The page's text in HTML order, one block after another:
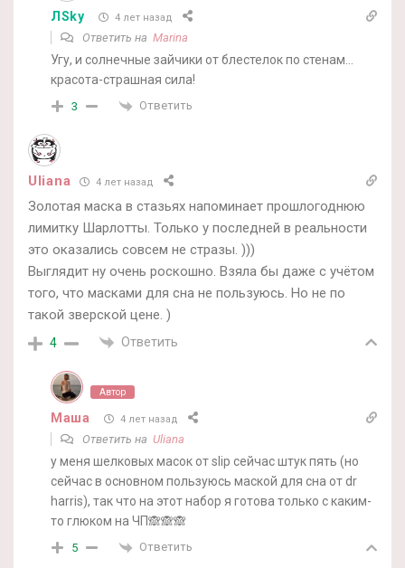
ЛSky 4 лет назад
Ответить на Marina
Угу, и солнечные зайчики от блестелок по стенам…
красота-страшная сила!
3 Ответить
Uliana 4 лет назад
Золотая маска в стазьях напоминает прошлогоднюю
лимитку Шарлотты. Только у последней в реальности
это оказались совсем не стразы. )))
Выглядит ну очень роскошно. Взяла бы даже с учётом
того, что масками для сна не пользуюсь. Но не по
такой зверской цене. )
4 Ответить
Автор
Маша 4 лет назад
Ответить на Uliana
у меня шелковых масок от slip сейчас штук пять (но
сейчас в основном пользуюсь маской для сна от dr
harris), так что на этот набор я готова только с каким-
то глюком на ЧП🙈🙈🙈
5 Ответить